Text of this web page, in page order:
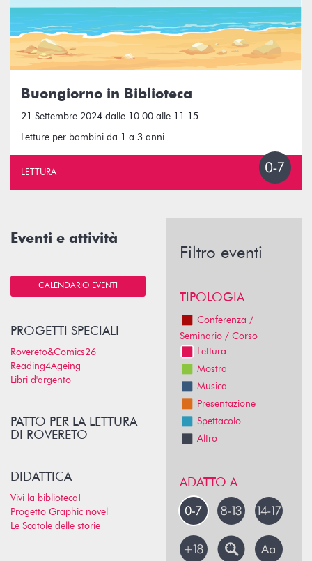
Buongiorno in Biblioteca
21 Settembre 2024 dalle 10.00 alle 11.15
Letture per bambini da 1 a 3 anni.
LETTURA
Eventi e attività
CALENDARIO EVENTI
PROGETTI SPECIALI
Rovereto&Comics26
Reading4Ageing
Libri d'argento
PATTO PER LA LETTURA
DI ROVERETO
DIDATTICA
Vivi la biblioteca!
Progetto Graphic novel
Le Scatole delle storie
Filtro eventi
TIPOLOGIA
Conferenza /
Seminario / Corso
Lettura
Mostra
Musica
Presentazione
Spettacolo
Altro
ADATTO A